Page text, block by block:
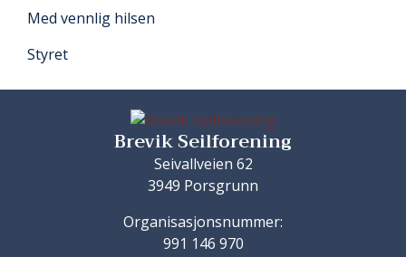
Med vennlig hilsen
Styret
Brevik Seilforening
Seivallveien 62
3949 Porsgrunn
Organisasjonsnummer:
991 146 970